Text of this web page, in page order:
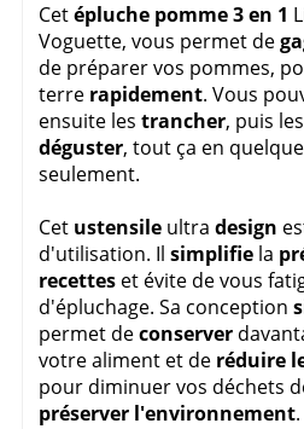
Cetépluche pomme 3 en 1
Voguette, vous permet de
de préparer vos pommes,
terre rapidement. Vous
ensuite lestrancher, puis
déguster, tout ça en
seulement.
Cet ustensile ultradesign
d'utilisation. Ilsimplifie la
recettes et évite de vous
d'épluchage. Sa conception
permet deconserver
votre aliment et de réduire
pour diminuer vos déchets
préserver l'environnement.